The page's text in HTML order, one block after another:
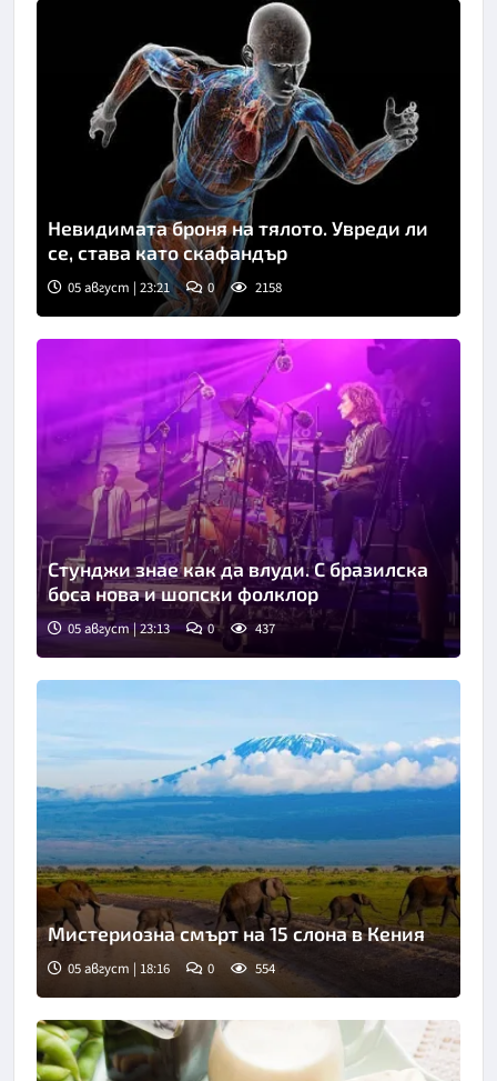
Невидимата броня на тялото. Увреди ли
се, става като скафандър
05 август | 23:21 0 2158
Стунджи знае как да влуди. С бразилска
боса нова и шопски фолклор
05 август | 23:13 0 437
Мистериозна смърт на 15 слона в Кения
05 август | 18:16 0 554